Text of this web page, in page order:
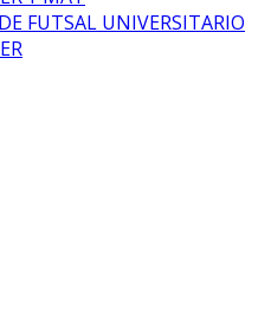
FUTSAL UNIVERSITARIO